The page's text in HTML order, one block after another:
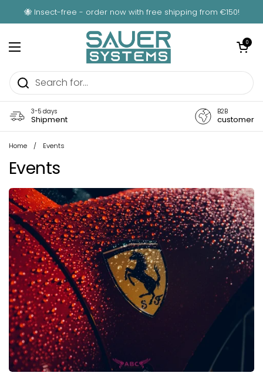
🐝 Insect-free - order now with free shipping from €150!
Open menu
Open
0
3-5 days
Shipment
B2B
customer
Home / Events
Events